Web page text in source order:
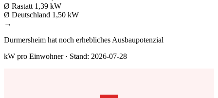
Ø Rastatt 1,39 kW
Ø Deutschland 1,50 kW
→
Durmersheim hat noch erhebliches Ausbaupotenzial
kW pro Einwohner · Stand: 2026-07-28